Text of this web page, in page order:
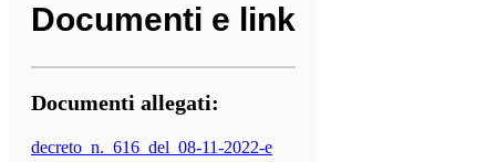
Documenti e link
Documenti allegati:
decreto_n._616_del_08-11-2022-e